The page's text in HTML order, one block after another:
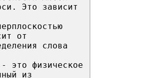
Это зависит
от
слова
это физическое
из